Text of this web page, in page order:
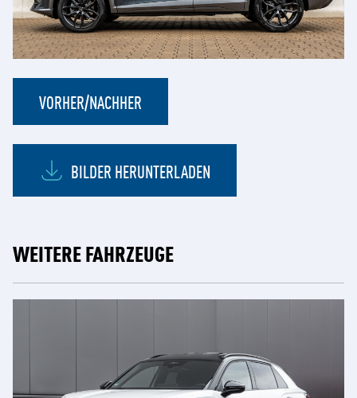
VORHER/NACHHER
BILDER HERUNTERLADEN
WEITERE FAHRZEUGE